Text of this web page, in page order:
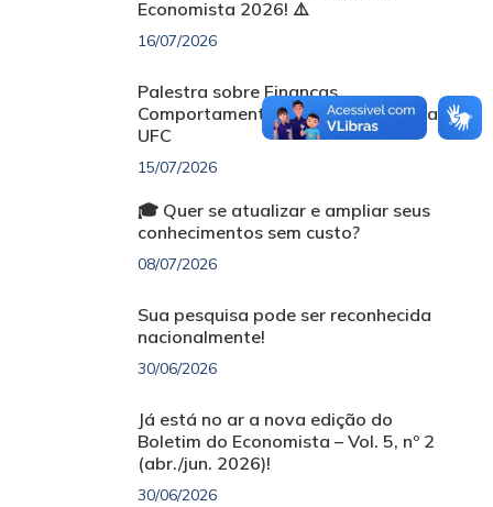
Economista 2026! ⚠️
16/07/2026
Palestra sobre Finanças
Comportamentais será realizada na
UFC
15/07/2026
🎓 Quer se atualizar e ampliar seus
conhecimentos sem custo?
08/07/2026
Sua pesquisa pode ser reconhecida
nacionalmente!
30/06/2026
Já está no ar a nova edição do
Boletim do Economista – Vol. 5, nº 2
(abr./jun. 2026)!
30/06/2026